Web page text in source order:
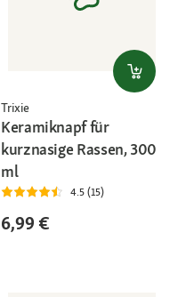
Trixie
Keramiknapf für
kurznasige Rassen, 300
ml
4.5 (15)
6,99 €